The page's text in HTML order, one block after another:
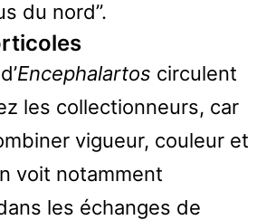
du nord”.
Encephalartos circulent
les collectionneurs, car
vigueur, couleur et
voit notamment
les échanges de